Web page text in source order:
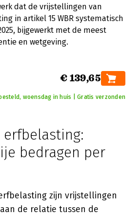
dat de vrijstellingen van
in artikel 15 WBR systematisch
bijgewerkt met de meest
en wetgeving.
€ 139,65
woensdag in huis | Gratis verzonden
erfbelasting:
bedragen per
zijn vrijstellingen
de relatie tussen de